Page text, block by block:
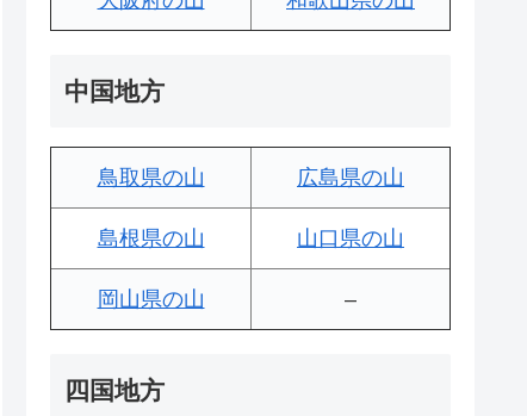
中国地方
鳥取県の山 広島県の山
島根県の山 山口県の山
岡山県の山 –
四国地方